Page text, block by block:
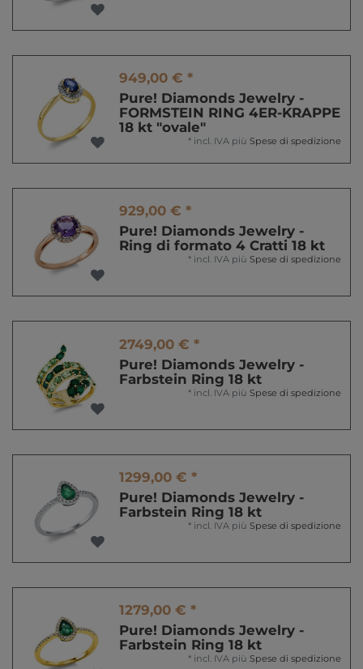
949,00 € *
Pure! Diamonds Jewelry -
FORMSTEIN RING 4ER-KRAPPE
18 kt "ovale"
* incl. IVA più Spese di spedizione
929,00 € *
Pure! Diamonds Jewelry -
Ring di formato 4 Cratti 18 kt
* incl. IVA più Spese di spedizione
2749,00 € *
Pure! Diamonds Jewelry -
Farbstein Ring 18 kt
* incl. IVA più Spese di spedizione
1299,00 € *
Pure! Diamonds Jewelry -
Farbstein Ring 18 kt
* incl. IVA più Spese di spedizione
1279,00 € *
Pure! Diamonds Jewelry -
Farbstein Ring 18 kt
* incl. IVA più Spese di spedizione